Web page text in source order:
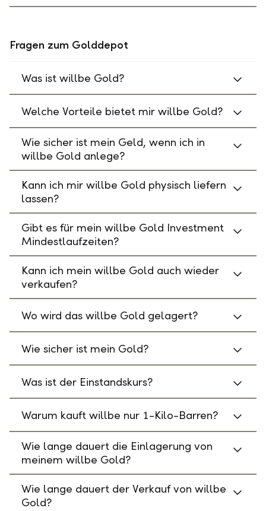
Fragen zum Golddepot
Was ist willbe Gold?
Welche Vorteile bietet mir willbe Gold?
Wie sicher ist mein Geld, wenn ich in
willbe Gold anlege?
Kann ich mir willbe Gold physisch liefern
lassen?
Gibt es für mein willbe Gold Investment
Mindestlaufzeiten?
Kann ich mein willbe Gold auch wieder
verkaufen?
Wo wird das willbe Gold gelagert?
Wie sicher ist mein Gold?
Was ist der Einstandskurs?
Warum kauft willbe nur 1-Kilo-Barren?
Wie lange dauert die Einlagerung von
meinem willbe Gold?
Wie lange dauert der Verkauf von willbe
Gold?